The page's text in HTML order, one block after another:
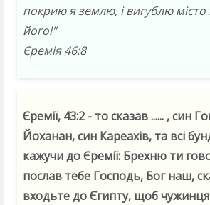
покрию я землю, і вигублю
його!"
Єремiя 46:8
Єремії, 43:2 - то сказав ...... , син
Йоханан, син Кареахів, та всі
кажучи до Єремії: Брехню ти
послав тебе Господь, Бог наш,
входьте до Єгипту, щоб